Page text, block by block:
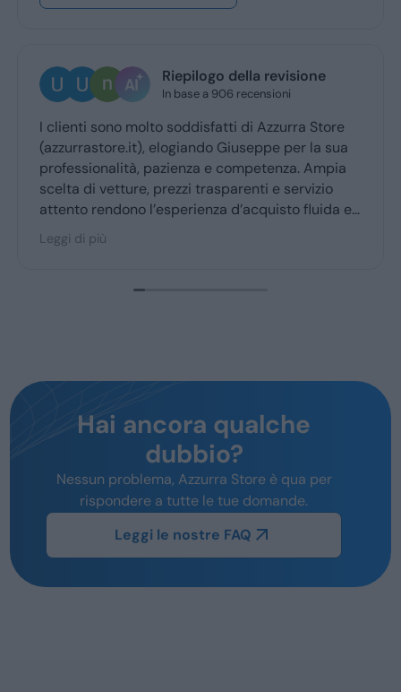
della revisione
base a 906 recensioni
di Azzurra Store
Giuseppe per la sua
e competenza. Ampia
trasparenti e servizio
d’acquisto fluida e
parte degli utenti.
Ugo Brescia
Ottima esperienza
Giuseppe mi ha
ritiro a quello della
Hai ancora qualche
dubbio?
Nessun problema, Azzurra Store è qua per
rispondere a tutte le tue domande.
Leggi le nostre FAQ